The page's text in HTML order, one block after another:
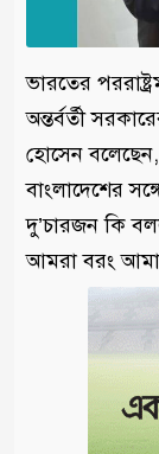
ভারতের
অন্তর্বর্তী
হোসেন বলেছেন,
বাংলাদেশের
দু’চারজন কি
আমরা বরং